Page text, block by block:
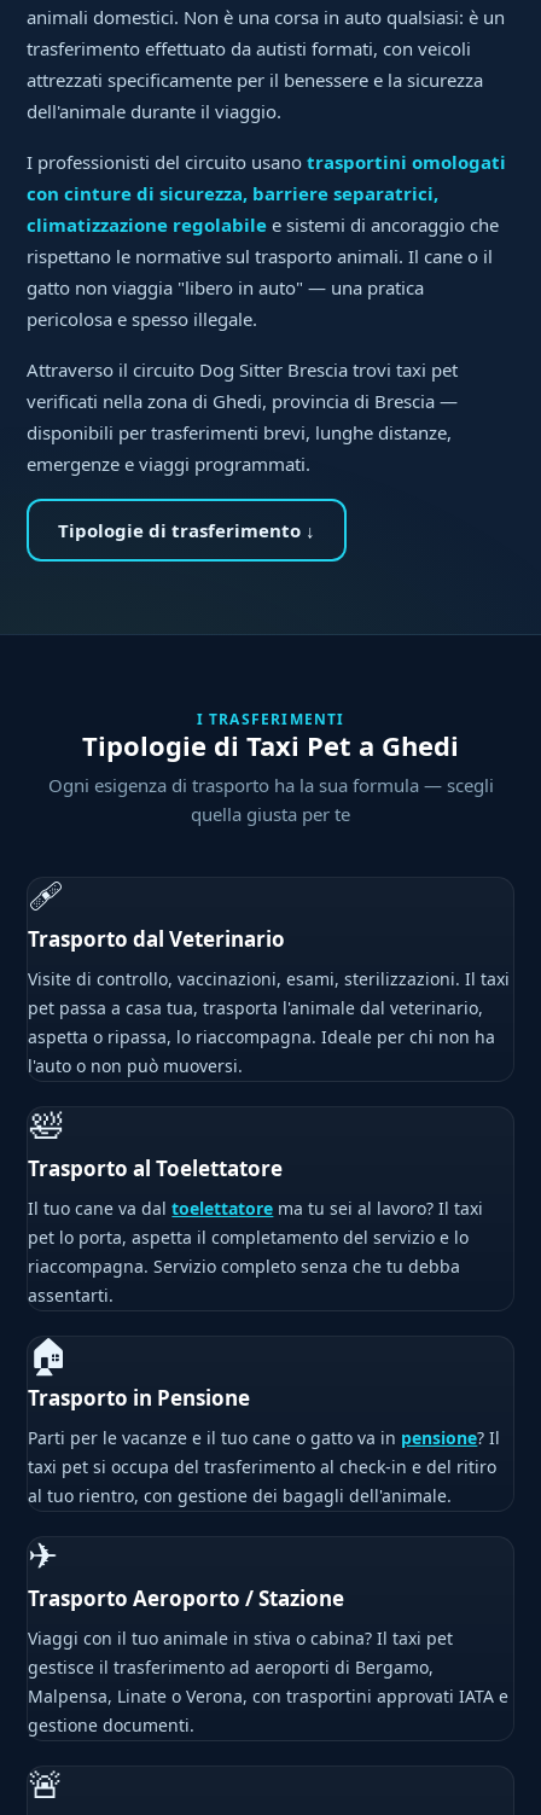
animali domestici. Non è una corsa in auto qualsiasi: è un
trasferimento effettuato da autisti formati, con veicoli
attrezzati specificamente per il benessere e la sicurezza
dell'animale durante il viaggio.
I professionisti del circuito usanotrasportini omologati
con cinture di sicurezza, barriere separatrici,
climatizzazione regolabile e sistemi di ancoraggio che
rispettano le normative sul trasporto animali. Il cane o il
gatto non viaggia "libero in auto" — una pratica
pericolosa e spesso illegale.
Attraverso il circuito Dog Sitter Brescia trovi taxi pet
verificati nella zona di Ghedi, provincia di Brescia —
disponibili per trasferimenti brevi, lunghe distanze,
emergenze e viaggi programmati.
Tipologie di trasferimento ↓
I TRASFERIMENTI
Tipologie di Taxi Pet a Ghedi
Ogni esigenza di trasporto ha la sua formula — scegli
quella giusta per te
🩹
Trasporto dal Veterinario
Visite di controllo, vaccinazioni, esami, sterilizzazioni. Il taxi
pet passa a casa tua, trasporta l'animale dal veterinario,
aspetta o ripassa, lo riaccompagna. Ideale per chi non ha
l'auto o non può muoversi.
🛀
Trasporto al Toelettatore
Il tuo cane va daltoelettatore ma tu sei al lavoro? Il taxi
pet lo porta, aspetta il completamento del servizio e lo
riaccompagna. Servizio completo senza che tu debba
assentarti.
🏠
Trasporto in Pensione
Parti per le vacanze e il tuo cane o gatto va in pensione? Il
taxi pet si occupa del trasferimento al check-in e del ritiro
al tuo rientro, con gestione dei bagagli dell'animale.
✈
Trasporto Aeroporto / Stazione
Viaggi con il tuo animale in stiva o cabina? Il taxi pet
gestisce il trasferimento ad aeroporti di Bergamo,
Malpensa, Linate o Verona, con trasportini approvati IATA e
gestione documenti.
🚨